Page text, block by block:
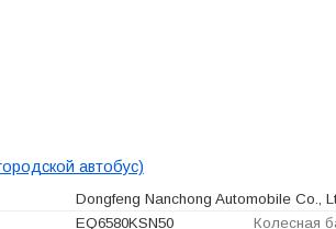
автобус)
Dongfeng Nanchong Automobile Co.,
EQ6580KSN50 Колесная